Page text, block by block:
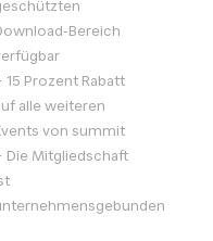
Bereich
15 Prozent Rabatt
alle weiteren
von summit
Die Mitgliedschaft